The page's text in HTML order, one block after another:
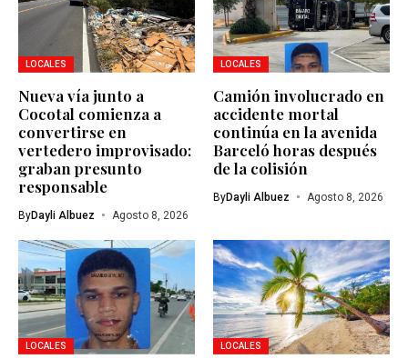
LOCALES
Nueva vía junto a
Cocotal comienza a
convertirse en
vertedero improvisado:
graban presunto
responsable
ByDayli Albuez Agosto 8, 2026
LOCALES
Camión involucrado en
accidente mortal
continúa en la avenida
Barceló horas después
de la colisión
ByDayli Albuez Agosto 8, 2026
LOCALES LOCALES